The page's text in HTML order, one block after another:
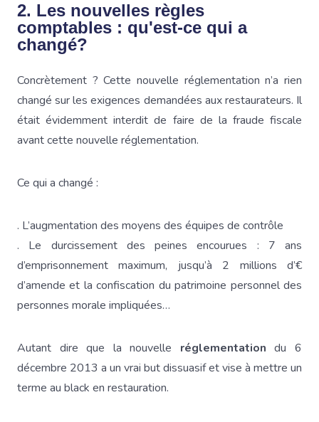
2. Les nouvelles règles
comptables : qu'est-ce qui a
changé?
Concrètement ? Cette nouvelle réglementation n’a rien
changé sur les exigences demandées aux restaurateurs. Il
était évidemment interdit de faire de la fraude fiscale
avant cette nouvelle réglementation.
Ce qui a changé :
. L’augmentation des moyens des équipes de contrôle
. Le durcissement des peines encourues : 7 ans
d’emprisonnement maximum, jusqu’à 2 millions d’€
d’amende et la confiscation du patrimoine personnel des
personnes morale impliquées…
Autant dire que la nouvelle réglementation du 6
décembre 2013 a un vrai but dissuasif et vise à mettre un
terme au black en restauration.